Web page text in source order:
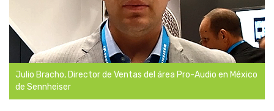
Julio Bracho, Director de Ventas del área Pro-Audio en México
de Sennheiser